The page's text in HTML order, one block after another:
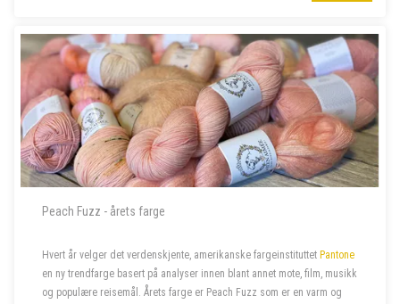
Peach Fuzz - årets farge
Hvert år velger det verdenskjente, amerikanske fargeinstituttet Pantone
en ny trendfarge basert på analyser innen blant annet mote, film, musikk
og populære reisemål. Årets farge er Peach Fuzz som er en varm og